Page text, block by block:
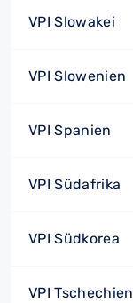
VPI Slowakei
VPI Slowenien
VPI Spanien
VPI Südafrika
VPI Südkorea
VPI Tschechien